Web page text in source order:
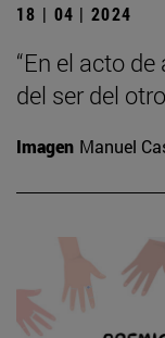
18 | 04 | 2024
“En el acto
del ser del
Imagen Manuel